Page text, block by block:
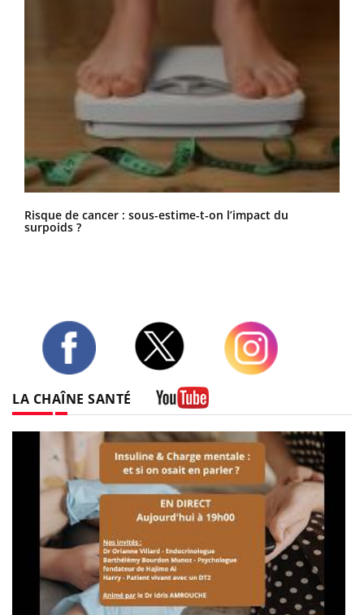
Risque de cancer : sous-estime-t-on l’impact du
surpoids ?
LA CHAÎNE SANTÉ